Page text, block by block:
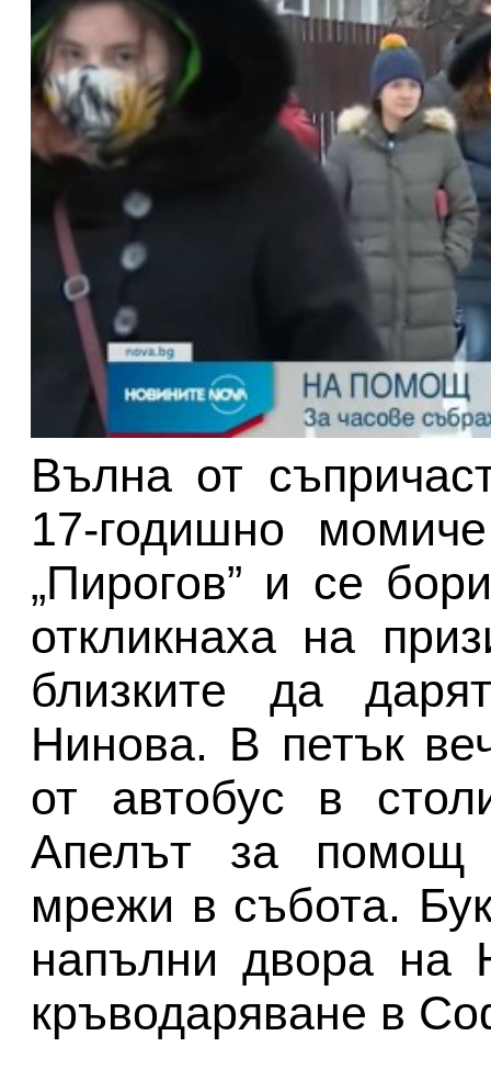
Вълна от
17-годишно
„Пирогов” и се
откликнаха на
близките да
Нинова. В петък
от автобус в
Апелът за помощ
мрежи в събота.
напълни двора на
кръводаряване в